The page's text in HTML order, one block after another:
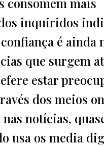
inquiridos
é ainda
que surgem
estar
dos meios
notícias,
usa os media